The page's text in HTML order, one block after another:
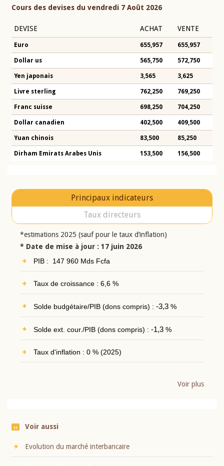
Cours des devises du vendredi 7 Août 2026
DEVISE ACHAT VENTE
Euro 655,957 655,957
Dollar us 565,750 572,750
Yen japonais 3,565 3,625
Livre sterling 762,250 769,250
Franc suisse 698,250 704,250
Dollar canadien 402,500 409,500
Yuan chinois 83,500 85,250
Dirham Emirats Arabes Unis 153,500 156,500
Principaux indicateurs
Taux directeurs
*estimations 2025 (sauf pour le taux d’inflation)
* Date de mise à jour : 17 juin 2026
PIB : 147 960 Mds Fcfa
Taux de croissance : 6,6 %
Solde budgétaire/PIB (dons compris) : -3,3%
Solde ext. cour./PIB (dons compris) : -1,3%
Taux d'inflation : 0 % (2025)
Voir plus
Voir aussi
Evolution du marché interbancaire